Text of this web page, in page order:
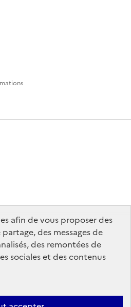
afin de vous proposer des
des messages de
des remontées de
sociales et des contenus
data.gouv.fr
de connexion (cookies)